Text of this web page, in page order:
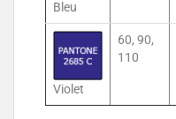
Bleu
Violet
60, 90,
110